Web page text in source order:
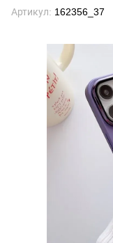
Артикул: 162356_37